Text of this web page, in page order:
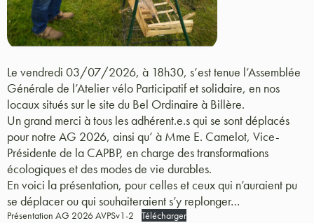
Le vendredi 03/07/2026, à 18h30, s’est tenue l’Assemblée
Générale de l’Atelier vélo Participatif et solidaire, en nos
locaux situés sur le site du Bel Ordinaire à Billère.
Un grand merci à tous les adhérent.e.s qui se sont déplacés
pour notre AG 2026, ainsi qu’ à Mme E. Camelot, Vice-
Présidente de la CAPBP, en charge des transformations
écologiques et des modes de vie durables.
En voici la présentation, pour celles et ceux qui n’auraient pu
se déplacer ou qui souhaiteraient s’y replonger…
Présentation AG 2026 AVPSv1-2 Télécharger